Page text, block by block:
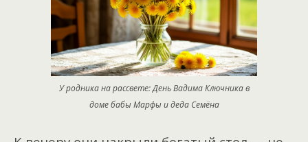
У родника на рассвете: День Вадима Ключника в
доме бабы Марфы и деда Семёна